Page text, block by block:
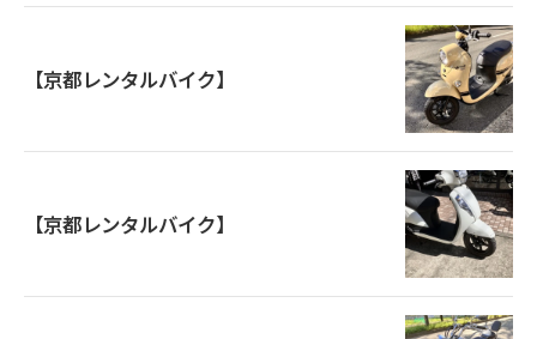
【京都レンタルバイク】
【京都レンタルバイク】